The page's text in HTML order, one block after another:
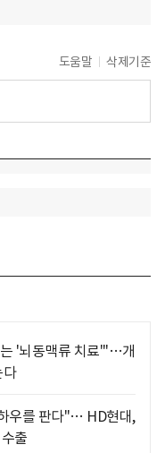
도움말 삭제기준
'뇌동맥류 치료'"…개
다
우를 판다"… HD현대,
출